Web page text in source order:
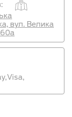
вул. Велика
Visa,